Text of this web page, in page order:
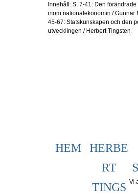
Innehåll: S. 7-41: Den
inom nationalekonomin / Gunnar
45-67: Statskunskapen och den
utvecklingen / Herbert Tingsten
HEM
HERBE
RT
TINGS Vi